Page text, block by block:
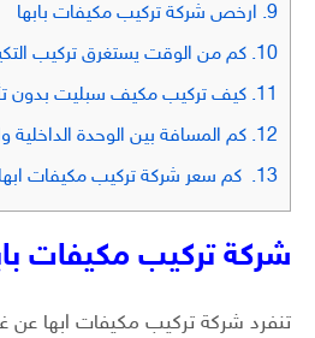
9. ارخص شركة تركيب مكيفات بابها
10. كم من الوقت يستغرق تركيب
11. كيف تركيب مكيف سبليت بدون
12. كم المسافة بين الوحدة الداخلية
13.
كم سعر شركة تركيب مكيفات
شركة تركيب مكيفات
تنفرد شركة تركيب مكيفات ابها عن